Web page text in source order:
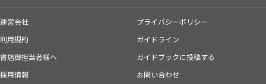
運営会社
プライバシーポリシー
利用規約
ガイドライン
書店御担当者様へ
ガイドブックに投稿する
採用情報
お問い合わせ